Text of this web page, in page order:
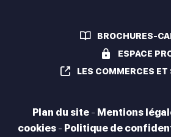
BROCHURES-
ESPACE
LES COMMERCES ET
Plan du site - Mentions
cookies - Politique de